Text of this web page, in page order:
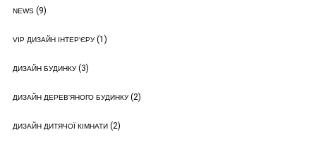
NEWS(9)
VIP ДИЗАЙН ІНТЕР'ЄРУ(1)
ДИЗАЙН БУДИНКУ(3)
ДИЗАЙН ДЕРЕВ'ЯНОГО БУДИНКУ(2)
ДИЗАЙН ДИТЯЧОЇ КІМНАТИ(2)